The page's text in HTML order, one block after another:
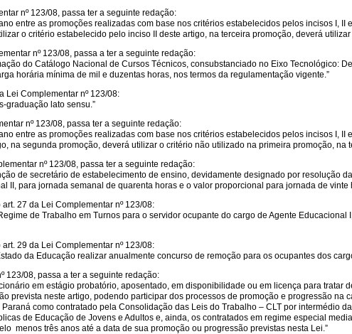
nº 123/08, passa ter a seguinte redação:
entre as promoções realizadas com base nos critérios estabelecidos pelos incisos I,
o critério estabelecido pelo inciso II deste artigo, na terceira promoção, deverá
nº 123/08, passa a ter a seguinte redação:
do Catálogo Nacional de Cursos Técnicos, consubstanciado no Eixo
horária mínima de mil e duzentas horas, nos termos da regulamentação vigente.”
Lei Complementar nº 123/08:
graduação lato sensu.”
nº 123/08, passa ter a seguinte redação:
entre as promoções realizadas com base nos critérios estabelecidos pelos incisos I,
na segunda promoção, deverá utilizar o critério não utilizado na primeira promoção,
nº 123/08, passa ter a seguinte redação:
de secretário de estabelecimento de ensino, devidamente designado por resolução
II, para jornada semanal de quarenta horas e o valor proporcional para jornada de vinte
27 da Lei Complementar nº 123/08:
de Trabalho em Turnos para o servidor ocupante do cargo de Agente
29 da Lei Complementar nº 123/08:
da Educação realizar anualmente concurso de remoção para os ocupantes dos
123/08, passa a ter a seguinte redação:
em estágio probatório, aposentado, em disponibilidade ou em licença para tratar
prevista neste artigo, podendo participar dos processos de promoção e progressão
como contratado pela Consolidação das Leis do Trabalho – CLT por intermédio
de Educação de Jovens e Adultos e, ainda, os contratados em regime especial
menos três anos até a data de sua promoção ou progressão previstas nesta Lei.”